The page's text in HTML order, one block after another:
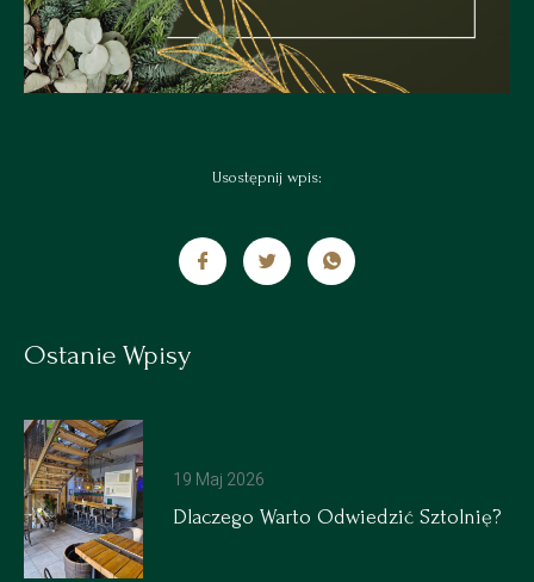
Usostępnij wpis:
Ostanie Wpisy
19 Maj 2026
Dlaczego Warto Odwiedzić Sztolnię?